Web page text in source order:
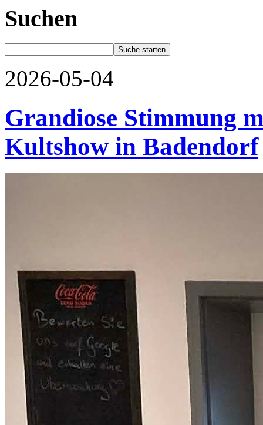
Suchen
2026-05-04
Grandiose Stimmung
Kultshow in Badendorf